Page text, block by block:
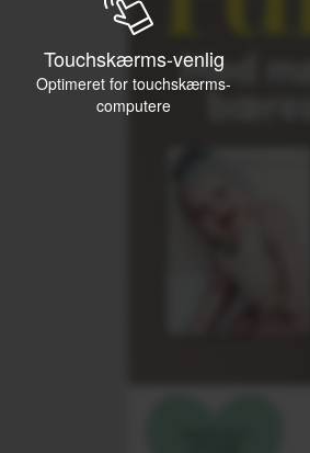
Touchskærms-venlig
Optimeret for touchskærms-
computere